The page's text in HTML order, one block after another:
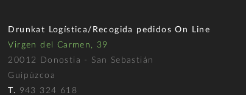
Drunkat Logística/Recogida pedidos On Line
Virgen del Carmen, 39
20012 Donostia - San Sebastián
Guipúzcoa
T. 943 324 618